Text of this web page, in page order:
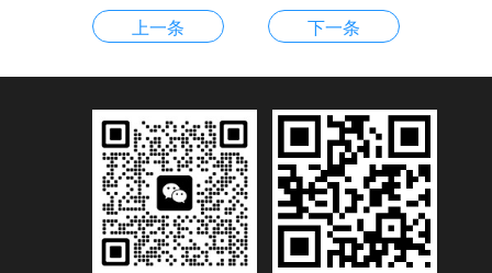
上一条 下一条